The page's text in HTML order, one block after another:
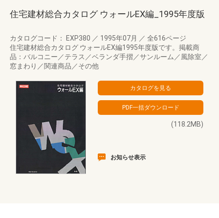
住宅建材総合カタログ ウォールEX編_1995年度版
カタログコード： EXP380 ／ 1995年07月 ／ 全616ページ
住宅建材総合カタログ ウォールEX編1995年度版です。掲載商
品：バルコニー／テラス／ベランダ手摺／サンルーム／風除室／
窓まわり／関連商品／その他
(118.2MB)
お知らせ表示